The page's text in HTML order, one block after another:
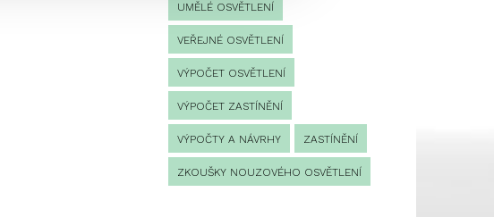
UMĚLÉ OSVĚTLENÍ
VEŘEJNÉ OSVĚTLENÍ
VÝPOČET OSVĚTLENÍ
VÝPOČET ZASTÍNĚNÍ
VÝPOČTY A NÁVRHY ZASTÍNĚNÍ
ZKOUŠKY NOUZOVÉHO OSVĚTLENÍ